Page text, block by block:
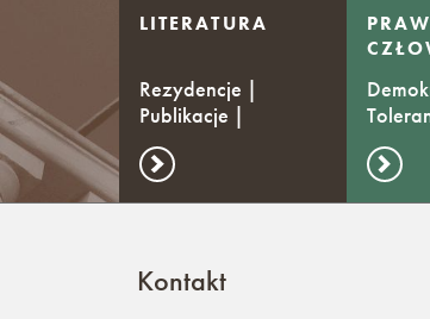
LITERATURA
Rezydencje |
Publikacje |
Stypendia
Kontakt